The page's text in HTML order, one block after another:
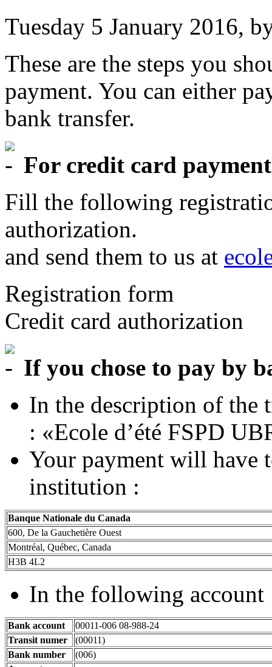
Tuesday 5 January 2016,
These are the steps you
payment. You can either
bank transfer.
For credit card payment
Fill the following
authorization.
and send them to us at
Registration form
Credit card authorization
If you chose to pay by
In the description of the
: «Ecole d’été FSPD
Your payment will have
institution :
Banque Nationale du Canada
600, De la Gauchetière Ouest
Montréal, Québec, Canada
H3B 4L2
In the following account
Bank account
00011-006 08-988-24
Transit numer
(00011)
Bank number
(006)